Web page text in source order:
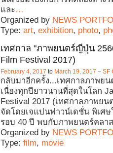
และ…
Organized by NEWS
Type: art, exhibition, photo,
เทศกาล "ภาพยนตร์ญี่ปุ่น
Film Festival 2017)
February 4, 2017 to March 19, 2017 – SF
กลับมาอีกครั้ง...เทศกาลภาพย
เนื่องทุกปียาวนานที่สุดในโลก
Festival 2017 (เทศกาลภาพย
จัดโดยเจแปนฟาวน์เดชั่น พิเศ
รอบ 40 ปี พบกับภาพยนตร์คลา
Organized by NEWS
Type: film, movie